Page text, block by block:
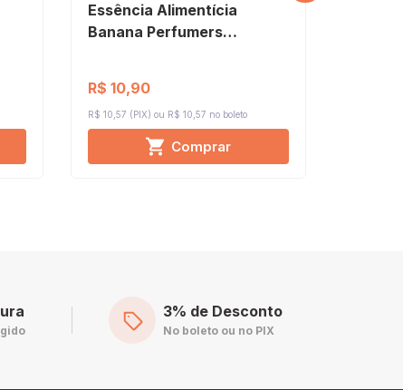
Essência Alimentícia
Banana Perfumers
R$ 10,90
R$ 10,57 (PIX) R$ 10,57 no boleto
Comprar
3% de Desconto
No boleto ou no PIX